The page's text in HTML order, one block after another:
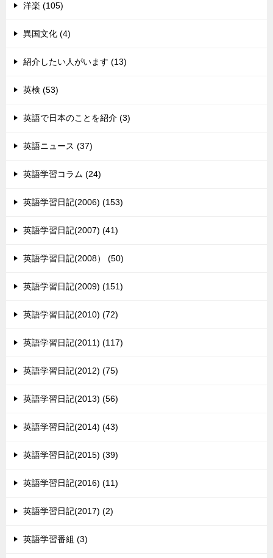
洋楽 (105)
異国文化 (4)
紹介したい人がいます (13)
英検 (53)
英語で日本のことを紹介 (3)
英語ニュース (37)
英語学習コラム (24)
英語学習日記(2006) (153)
英語学習日記(2007) (41)
英語学習日記(2008） (50)
英語学習日記(2009) (151)
英語学習日記(2010) (72)
英語学習日記(2011) (117)
英語学習日記(2012) (75)
英語学習日記(2013) (56)
英語学習日記(2014) (43)
英語学習日記(2015) (39)
英語学習日記(2016) (11)
英語学習日記(2017) (2)
英語学習番組 (3)